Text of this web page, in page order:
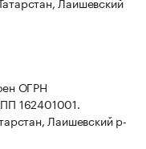
ОГРН
162401001.
Лаишевский р-